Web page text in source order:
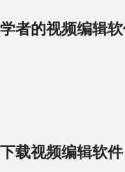
代码可能会窃取您的
Editor！您可以试
下限制：包含
秒视频或一半的音频
部分高级功能。如果
者的视频编辑
我们的软件尽可能简
至请祖父母辈进行测
肯定地说，Movavi
合初学者的视频编辑
载视频编辑软件